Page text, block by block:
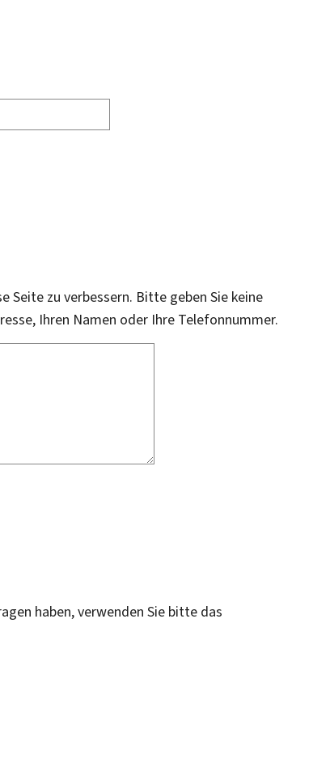
Seite zu verbessern. Bitte geben Sie keine
Ihren Namen oder Ihre Telefonnummer.
haben, verwenden Sie bitte das